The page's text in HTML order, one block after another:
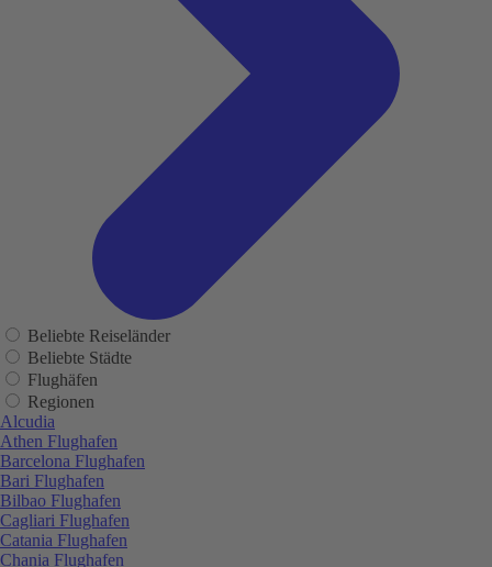
Beliebte Reiseländer
Beliebte Städte
Flughäfen
Regionen
Alcudia
Athen Flughafen
Barcelona Flughafen
Bari Flughafen
Bilbao Flughafen
Cagliari Flughafen
Catania Flughafen
Chania Flughafen